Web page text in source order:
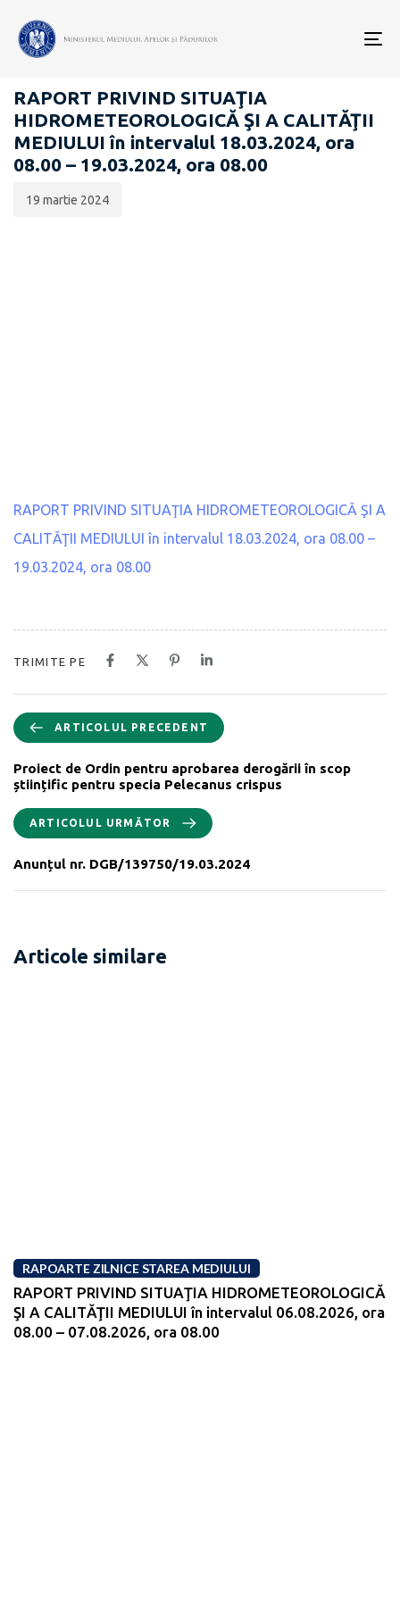
RAPOARTE ZILNICE STAREA MEDIULUI
RAPORT PRIVIND SITUAŢIA
HIDROMETEOROLOGICĂ ŞI A CALITĂŢII
MEDIULUI în intervalul 18.03.2024, ora
08.00 – 19.03.2024, ora 08.00
publicării:
19 martie 2024
RAPORT PRIVIND SITUAŢIA HIDROMETEOROLOGICĂ ŞI A
CALITĂŢII MEDIULUI în intervalul 18.03.2024, ora 08.00 –
19.03.2024, ora 08.00
TRIMITE PE
ARTICOLUL PRECEDENT
Proiect de Ordin pentru aprobarea derogării în scop
științific pentru specia Pelecanus crispus
ARTICOLUL URMĂTOR
Anunțul nr. DGB/139750/19.03.2024
Articole similare
RAPOARTE ZILNICE STAREA MEDIULUI
RAPORT PRIVIND SITUAŢIA HIDROMETEOROLOGICĂ
ŞI A CALITĂŢII MEDIULUI în intervalul 06.08.2026, ora
08.00 – 07.08.2026, ora 08.00